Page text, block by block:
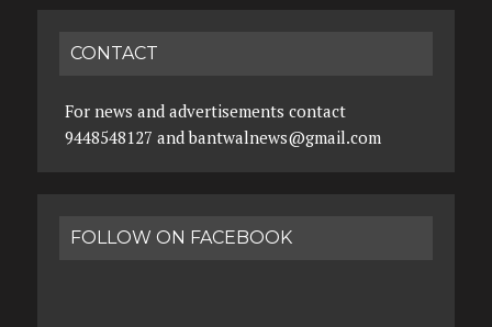
CONTACT
For news and advertisements contact
9448548127 and bantwalnews@gmail.com
FOLLOW ON FACEBOOK